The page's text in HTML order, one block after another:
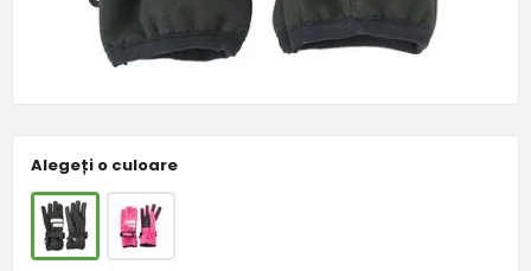
Alegeți o culoare